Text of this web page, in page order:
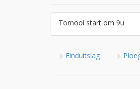
Tornooi start om 9u
Einduitslag